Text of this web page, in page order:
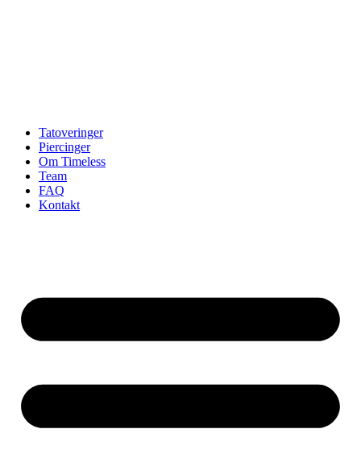
Tatoveringer
Piercinger
Om Timeless
Team
FAQ
Kontakt